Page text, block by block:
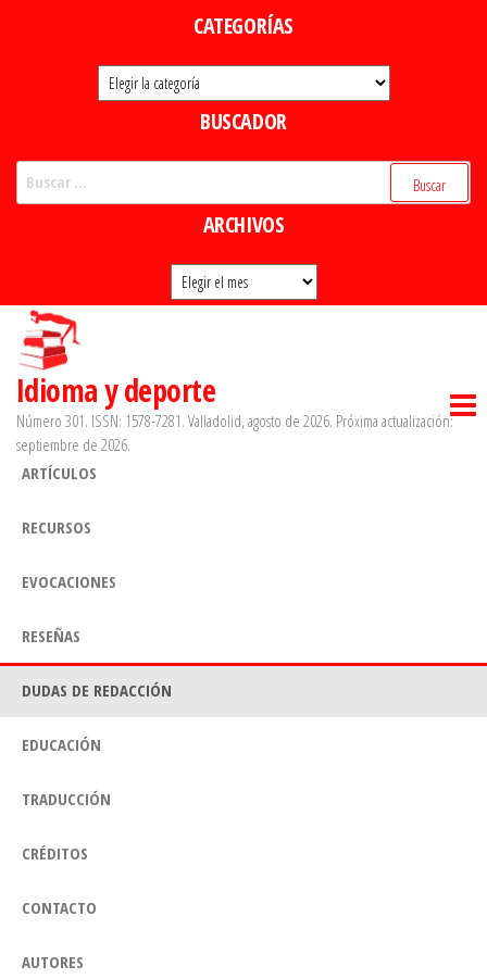
CATEGORÍAS
Categorías
BUSCADOR
ARCHIVOS
Archivos
Idioma y deporte
Número 301. ISSN: 1578-7281. Valladolid, agosto de 2026. Próxima actualización:
septiembre de 2026.
ARTÍCULOS
RECURSOS
EVOCACIONES
RESEÑAS
DUDAS DE REDACCIÓN
EDUCACIÓN
TRADUCCIÓN
CRÉDITOS
CONTACTO
AUTORES